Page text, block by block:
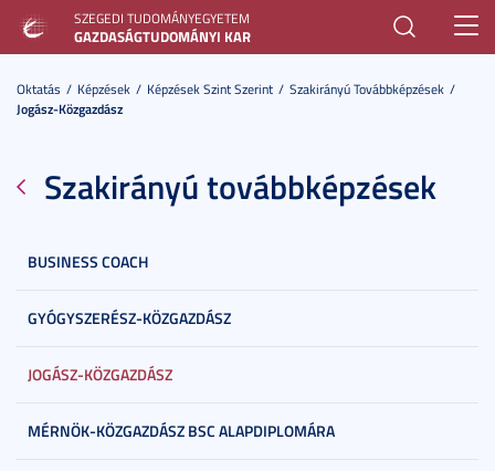
SZEGEDI TUDOMÁNYEGYETEM
GAZDASÁGTUDOMÁNYI KAR
Oktatás Képzések Képzések Szint Szerint
Szakirányú Továbbképzések
Jogász-Közgazdász
Szakirányú továbbképzések
BUSINESS COACH
GYÓGYSZERÉSZ-KÖZGAZDÁSZ
JOGÁSZ-KÖZGAZDÁSZ
MÉRNÖK-KÖZGAZDÁSZ BSC ALAPDIPLOMÁRA